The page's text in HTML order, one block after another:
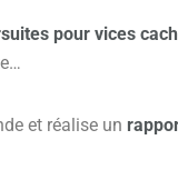
pour vices
et réalise un